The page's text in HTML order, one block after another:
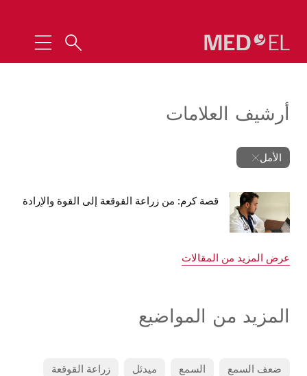
أرشيف العلامات
الأمل
قصة كرم: من زراعة القوقعة إلى القوة والإرادة
عرض المزيد من المقالات
المزيد من المواضيع
ضعف السمع السمع ميدئل
زراعة القوقعة